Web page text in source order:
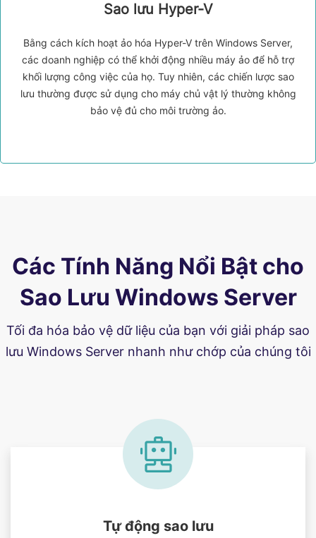
Sao lưu Hyper-V
Bằng cách kích hoạt ảo hóa Hyper-V trên Windows Server,
các doanh nghiệp có thể khởi động nhiều máy ảo để hỗ trợ
khối lượng công việc của họ. Tuy nhiên, các chiến lược sao
lưu thường được sử dụng cho máy chủ vật lý thường không
bảo vệ đủ cho môi trường ảo.
Các Tính Năng Nổi Bật cho
Sao Lưu Windows Server
Tối đa hóa bảo vệ dữ liệu của bạn với giải pháp sao
lưu Windows Server nhanh như chớp của chúng tôi
Tự động sao lưu